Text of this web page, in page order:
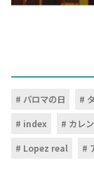
パロマの日
index
カレ
Lopez real